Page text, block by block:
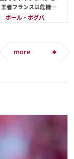
者フランスは危機な
ポール・ポグバ
more